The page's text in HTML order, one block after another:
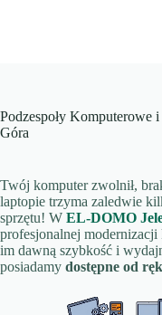
Podzespoły Komputerowe
Góra
Twój komputer zwolnił,
laptopie trzyma zaledwie
sprzętu! W EL-DOMO
profesjonalnej
im dawną szybkość i
posiadamy dostępne od